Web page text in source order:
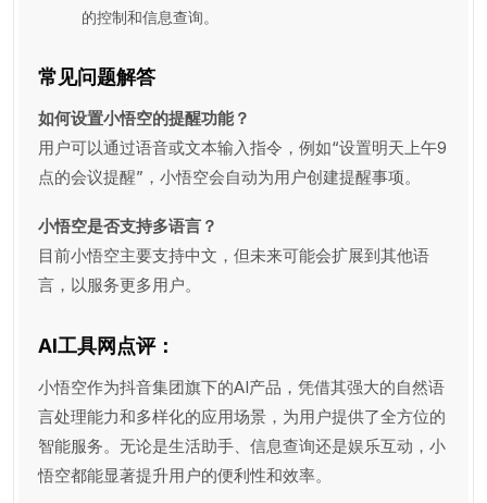
的控制和信息查询。
常见问题解答
如何设置小悟空的提醒功能？
用户可以通过语音或文本输入指令，例如“设置明天上午9
点的会议提醒”，小悟空会自动为用户创建提醒事项。
小悟空是否支持多语言？
目前小悟空主要支持中文，但未来可能会扩展到其他语
言，以服务更多用户。
AI工具网点评：
小悟空作为抖音集团旗下的AI产品，凭借其强大的自然语
言处理能力和多样化的应用场景，为用户提供了全方位的
智能服务。无论是生活助手、信息查询还是娱乐互动，小
悟空都能显著提升用户的便利性和效率。